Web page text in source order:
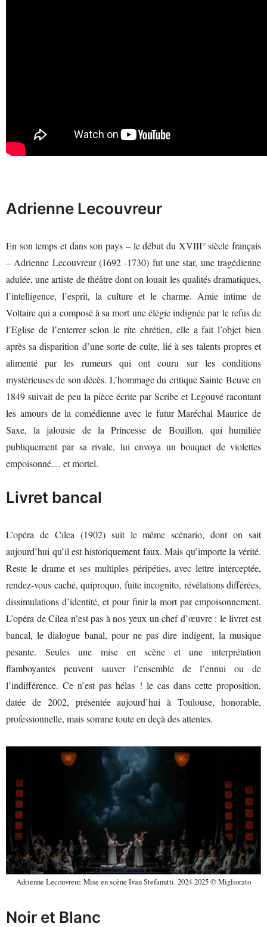
Adrienne Lecouvreur
En son temps et dans son pays – le début du XVIII° siècle français
– Adrienne Lecouvreur (1692 -1730) fut une star, une tragédienne
adulée, une artiste de théâtre dont on louait les qualités dramatiques,
l’intelligence, l’esprit, la culture et le charme. Amie intime de
Voltaire qui a composé à sa mort une élégie indignée par le refus de
l’Eglise de l’enterrer selon le rite chrétien, elle a fait l’objet bien
après sa disparition d’une sorte de culte, lié à ses talents propres et
alimenté par les rumeurs qui ont couru sur les conditions
mystérieuses de son décès. L’hommage du critique Sainte Beuve en
1849 suivait de peu la pièce écrite par Scribe et Legouvé racontant
les amours de la comédienne avec le futur Maréchal Maurice de
Saxe, la jalousie de la Princesse de Bouillon, qui humiliée
publiquement par sa rivale, lui envoya un bouquet de violettes
empoisonné… et mortel.
Livret bancal
L’opéra de Cilea (1902) suit le même scénario, dont on sait
aujourd’hui qu’il est historiquement faux. Mais qu’importe la vérité.
Reste le drame et ses multiples péripéties, avec lettre interceptée,
rendez-vous caché, quiproquo, fuite incognito, révélations différées,
dissimulations d’identité, et pour finir la mort par empoisonnement.
L’opéra de Cilea n’est pas à nos yeux un chef d’œuvre : le livret est
bancal, le dialogue banal, pour ne pas dire indigent, la musique
pesante. Seules une mise en scène et une interprétation
flamboyantes peuvent sauver l’ensemble de l’ennui ou de
l’indifférence. Ce n’est pas hélas ! le cas dans cette proposition,
datée de 2002, présentée aujourd’hui à Toulouse, honorable,
professionnelle, mais somme toute en deçà des attentes.
Adrienne Lecouvreur. Mise en scène Ivan Stefanutti. 2024-2025 © Migliorato
Noir et Blanc